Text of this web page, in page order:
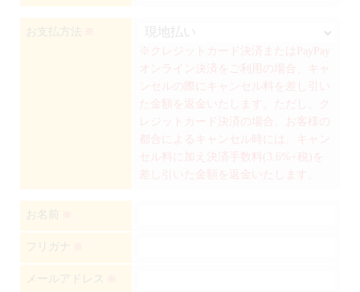
お支払方法
※クレジットカード決済またはPayPay
オンライン決済をご利用の場合、キャ
ンセルの際にキャンセル料を差し引い
た金額を返金いたします。ただし、ク
レジットカード決済の場合、お客様の
都合によるキャンセル時には、キャン
セル料に加え決済手数料(3.6%+税)を
差し引いた金額を返金いたします。
お名前
フリガナ
メールアドレス